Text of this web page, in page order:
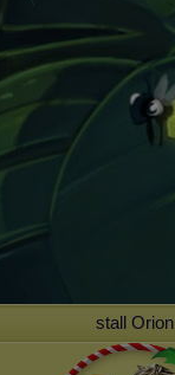
stall Orion